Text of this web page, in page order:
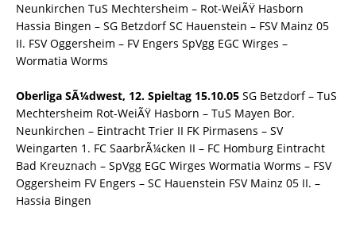
Neunkirchen TuS Mechtersheim – Rot-WeiÃŸ Hasborn
Hassia Bingen – SG Betzdorf SC Hauenstein – FSV Mainz 05
II. FSV Oggersheim – FV Engers SpVgg EGC Wirges –
Wormatia Worms
Oberliga SÃ¼dwest, 12. Spieltag 15.10.05 SG Betzdorf – TuS
Mechtersheim Rot-WeiÃŸ Hasborn – TuS Mayen Bor.
Neunkirchen – Eintracht Trier II FK Pirmasens – SV
Weingarten 1. FC SaarbrÃ¼cken II – FC Homburg Eintracht
Bad Kreuznach – SpVgg EGC Wirges Wormatia Worms – FSV
Oggersheim FV Engers – SC Hauenstein FSV Mainz 05 II. –
Hassia Bingen